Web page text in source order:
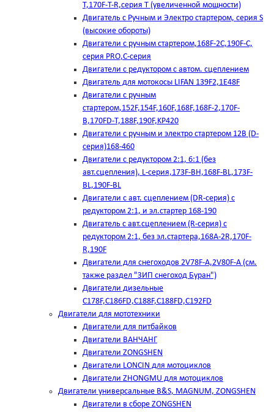
T,170F-T-R,серия Т (увеличенной мощности)
Двигатель с Ручным и Электро стартером, серия S
(высокие обороты)
Двигатели с ручным стартером,168F-2C,190F-C,
серия PRO,C-серия
Двигатели с редуктором с автом. сцеплением
Двигатель для мотокосы LIFAN 139F2,1E48F
Двигатели с ручным
стартером,152F,154F,160F,168F,168F-2,170F-
B,170FD-T,188F,190F,KP420
Двигатели с ручным и электро стартером 12В (D-
серия)168-460
Двигатели с редуктором 2:1, 6:1 (без
авт.сцепления), L-серия,173F-BH,168F-BL,173F-
BL,190F-BL
Двигатели с авт. сцеплением (DR-серия) с
редуктором 2:1, и эл.стартер 168-190
Двигатель с авт.сцеплением (R-серия) с
редуктором 2:1, без эл.стартера,168А-2R,170F-
R,190F
Двигатели для снегоходов 2V78F-A,2V80F-A (см.
также раздел "ЗИП снегоход Буран")
Двигатели дизельные
C178F,С186FD,C188F,C188FD,C192FD
Двигатели для мототехники
Двигатели для питбайков
Двигатели ВАНЧАНГ
Двигатели ZONGSHEN
Двигатели LONCIN для мотоциклов
Двигатели ZHONGMU для мотоциклов
Двигатели универсальные B&S, MAGNUM, ZONGSHEN
Двигатели в сборе ZONGSHEN